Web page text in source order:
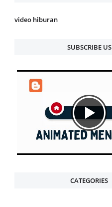
video hiburan
SUBSCRIBE US
CATEGORIES